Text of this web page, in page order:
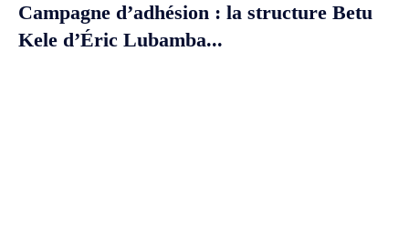
Campagne d’adhésion : la structure Betu
Kele d’Éric Lubamba...